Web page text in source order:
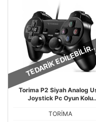
TEDARİK EDİLEBİLİR..
Torima P2 Siyah Analog
Joystick Pc Oyun Kolu
TORİMA